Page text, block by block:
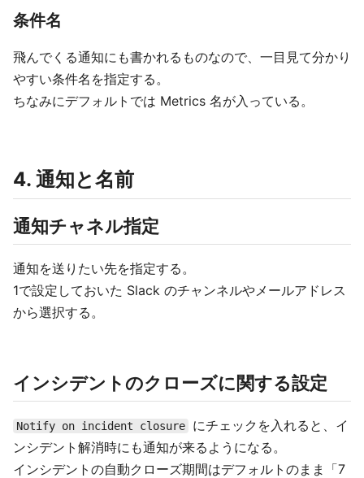
条件名
飛んでくる通知にも書かれるものなので、一目見て分かり
やすい条件名を指定する。
ちなみにデフォルトでは Metrics 名が入っている。
4. 通知と名前
通知チャネル指定
通知を送りたい先を指定する。
1で設定しておいた Slack のチャンネルやメールアドレス
から選択する。
インシデントのクローズに関する設定
Notify on incident closure
にチェックを入れると、イ
ンシデント解消時にも通知が来るようになる。
インシデントの自動クローズ期間はデフォルトのまま「7